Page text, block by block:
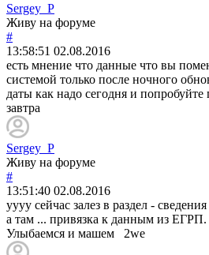
Sergey_P
Живу на форуме
#
13:58:51 02.08.2016
есть мнение что данные что вы
системой только после ночного
даты как надо сегодня и
завтра
Sergey_P
Живу на форуме
#
13:51:40 02.08.2016
уууу сейчас залез в раздел -
а там ... привязка к данным из ЕГРП.
Улыбаемся и машем 2we